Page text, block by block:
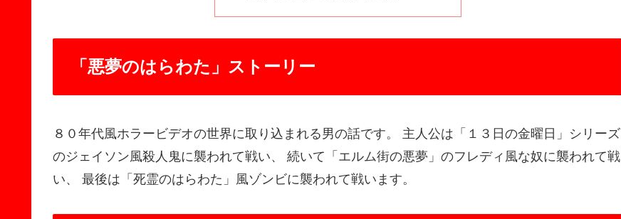
「悪夢のはらわた」ストーリー
８０年代風ホラービデオの世界に取り込まれる男の話です。 主人公は「１３日の金曜日」シリーズ
のジェイソン風殺人鬼に襲われて戦い、 続いて「エルム街の悪夢」のフレディ風な奴に襲われて戦
い、 最後は「死霊のはらわた」風ゾンビに襲われて戦います。